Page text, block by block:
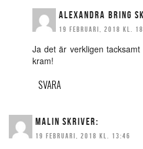
ALEXANDRA BRING
19 FEBRUARI, 2018 KL.
Ja det är verkligen
kram!
SVARA
MALIN SKRIVER:
19 FEBRUARI, 2018 KL. 13:46